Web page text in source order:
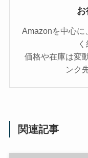
Amazonを中心に
価格や在庫は変
ンク
関連記事